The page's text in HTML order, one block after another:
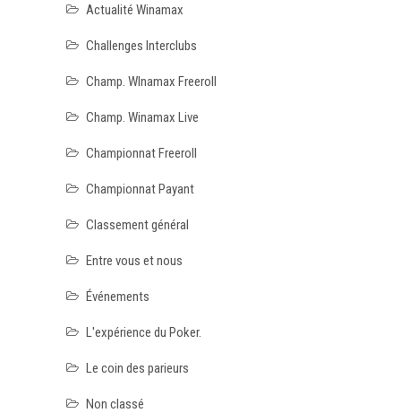
Actualité Winamax
Challenges Interclubs
Champ. WInamax Freeroll
Champ. Winamax Live
Championnat Freeroll
Championnat Payant
Classement général
Entre vous et nous
Événements
L'expérience du Poker.
Le coin des parieurs
Non classé